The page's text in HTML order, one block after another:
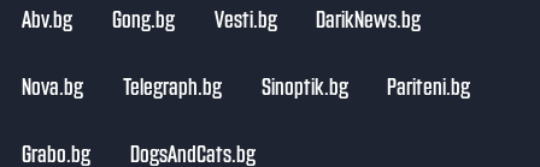
Abv.bg Gong.bg Vesti.bg DarikNews.bg
Nova.bg Telegraph.bg Sinoptik.bg Pariteni.bg
Grabo.bg DogsAndCats.bg